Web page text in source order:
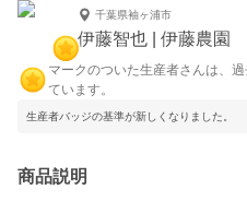
千葉県袖ヶ浦市
伊藤智也 | 伊藤農園
マークのついた生産者さんは、
ています。
生産者バッジの基準が新しくなりました。
商品説明